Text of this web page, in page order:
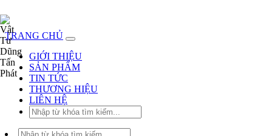
TRANG CHỦ
GIỚI THIỆU
SẢN PHẨM
TIN TỨC
THƯƠNG HIỆU
LIÊN HỆ